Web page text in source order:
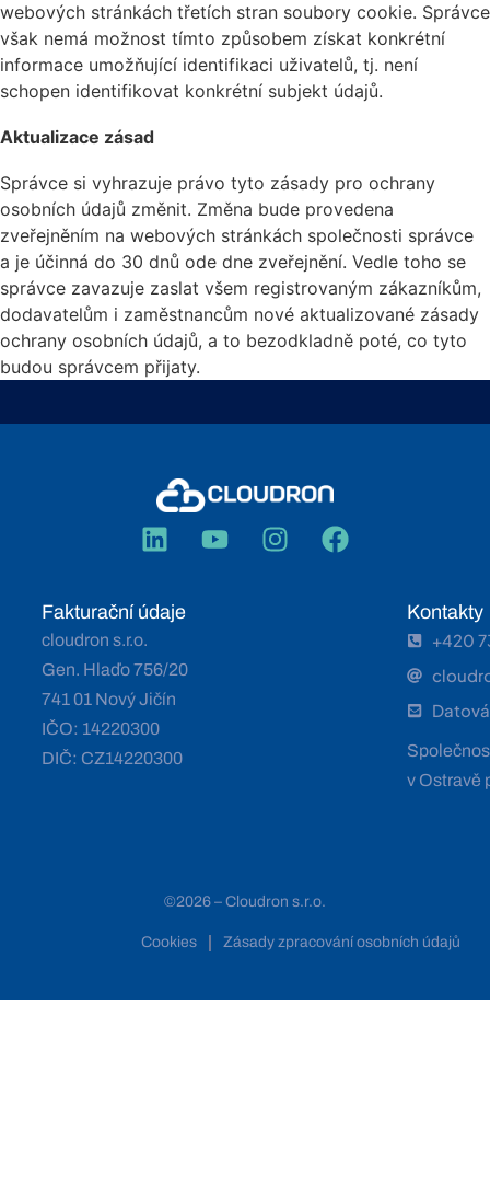
webových stránkách třetích stran soubory cookie. Správce
však nemá možnost tímto způsobem získat konkrétní
informace umožňující identifikaci uživatelů, tj. není
schopen identifikovat konkrétní subjekt údajů.
Aktualizace zásad
Správce si vyhrazuje právo tyto zásady pro ochrany
osobních údajů změnit. Změna bude provedena
zveřejněním na webových stránkách společnosti správce
a je účinná do 30 dnů ode dne zveřejnění. Vedle toho se
správce zavazuje zaslat všem registrovaným zákazníkům,
dodavatelům i zaměstnancům nové aktualizované zásady
ochrany osobních údajů, a to bezodkladně poté, co tyto
budou správcem přijaty.
Fakturační údaje
cloudron s.r.o.
Gen. Hlaďo 756/20
741 01 Nový Jičín
IČO: 14220300
DIČ: CZ14220300
Kontakty
+420
v Ostravě
©2026 – Cloudron s.r.o.
Cookies Zásady zpracování osobních údajů